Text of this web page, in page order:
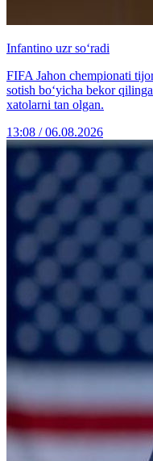
Infantino uzr so‘radi
FIFA Jahon chempionati
sotish bo‘yicha bekor
xatolarni tan olgan.
13:08 / 06.08.2026